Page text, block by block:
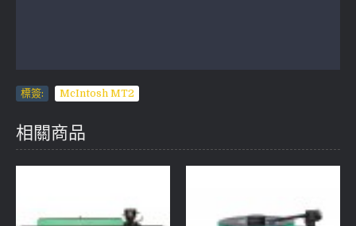
標簽: McIntosh MT2
相關商品